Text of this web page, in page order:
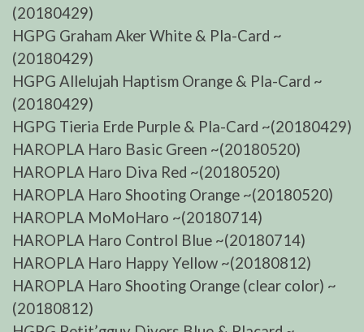
(20180429)
HGPG Graham Aker White & Pla-Card ~
(20180429)
HGPG Allelujah Haptism Orange & Pla-Card ~
(20180429)
HGPG Tieria Erde Purple & Pla-Card ~(20180429)
HAROPLA Haro Basic Green ~(20180520)
HAROPLA Haro Diva Red ~(20180520)
HAROPLA Haro Shooting Orange ~(20180520)
HAROPLA MoMoHaro ~(20180714)
HAROPLA Haro Control Blue ~(20180714)
HAROPLA Haro Happy Yellow ~(20180812)
HAROPLA Haro Shooting Orange (clear color) ~
(20180812)